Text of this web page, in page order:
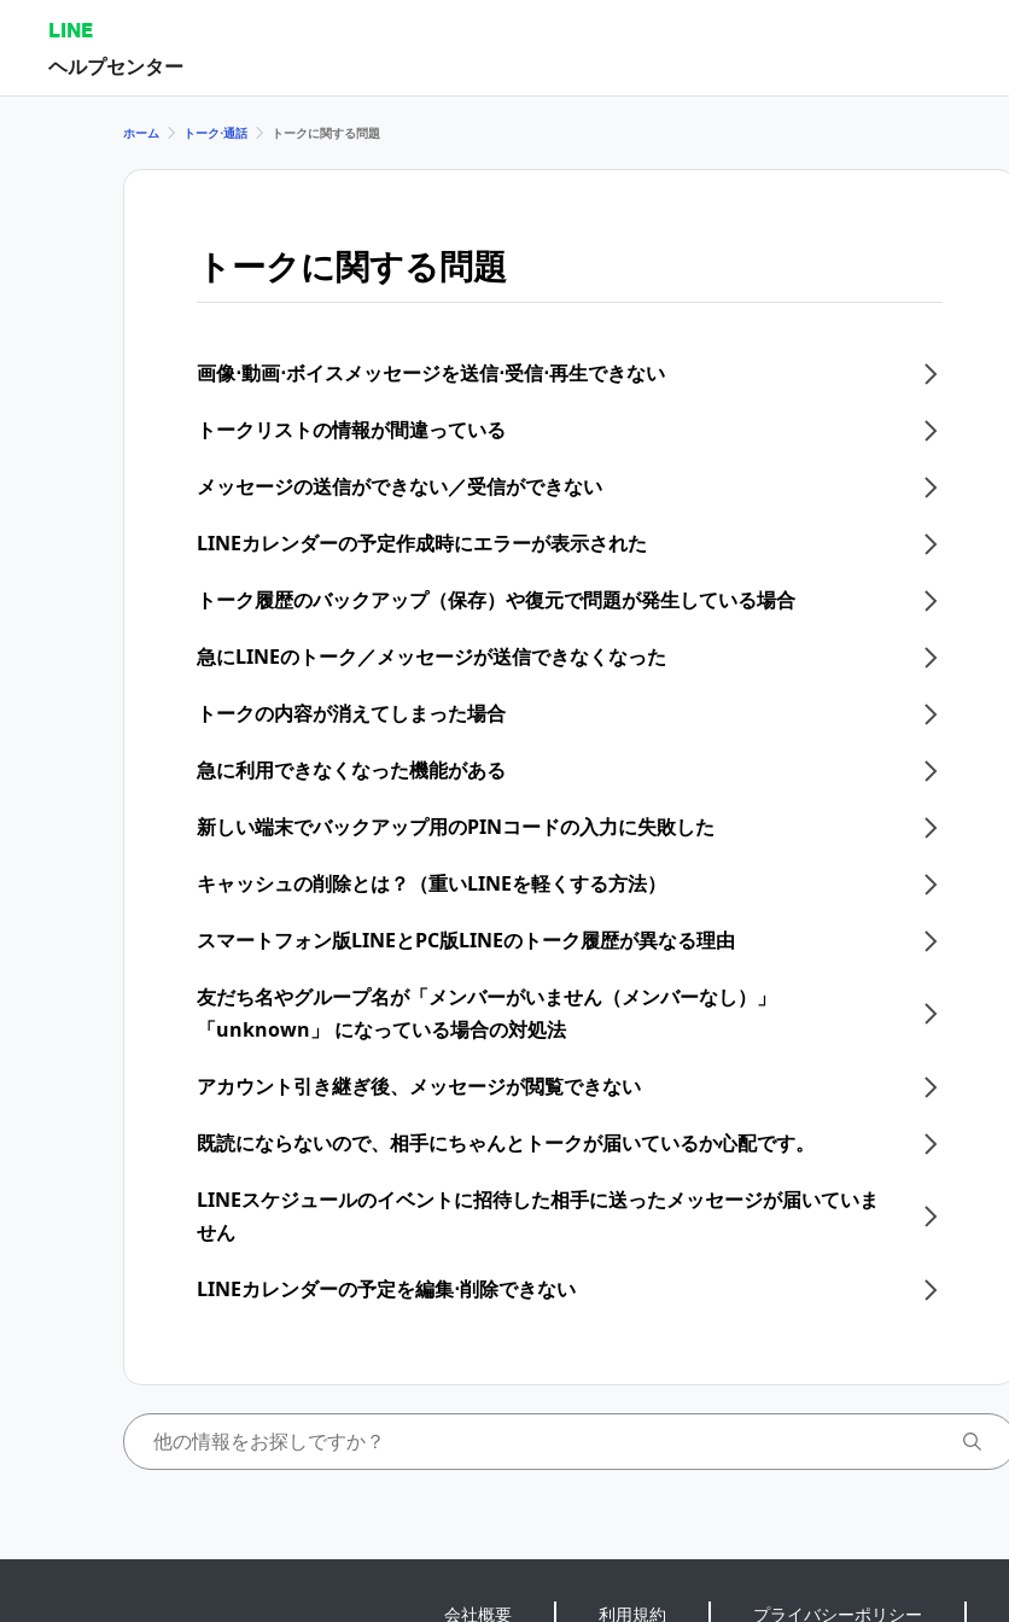
LINE
ヘルプセンター
ホーム トーク⋅通話 トークに関する問題
トークに関する問題
画像⋅動画⋅ボイスメッセージを送信⋅受信⋅再生できない
トークリストの情報が間違っている
メッセージの送信ができない／受信ができない
LINEカレンダーの予定作成時にエラーが表示された
トーク履歴のバックアップ（保存）や復元で問題が発生している場合
急にLINEのトーク／メッセージが送信できなくなった
トークの内容が消えてしまった場合
急に利用できなくなった機能がある
新しい端末でバックアップ用のPINコードの入力に失敗した
キャッシュの削除とは？（重いLINEを軽くする方法）
スマートフォン版LINEとPC版LINEのトーク履歴が異なる理由
友だち名やグループ名が「メンバーがいません（メンバーなし）」
「unknown」 になっている場合の対処法
アカウント引き継ぎ後、メッセージが閲覧できない
既読にならないので、相手にちゃんとトークが届いているか心配です。
LINEスケジュールのイベントに招待した相手に送ったメッセージが届いていま
せん
LINEカレンダーの予定を編集⋅削除できない
会社概要 利用規約 プライバシーポリシー